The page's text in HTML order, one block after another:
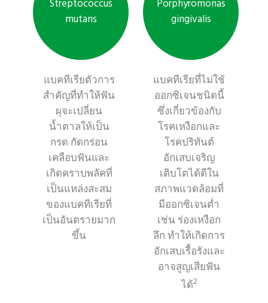
Streptococcus
mutans
แบคทีเรียตัวการ
สำคัญที่ทำให้ฟัน
ผุจะเปลี่ยน
น้ำตาลให้เป็น
กรด กัดกร่อน
เคลือบฟันและ
เกิดคราบพลัคที่
เป็นแหล่งสะสม
ของแบคทีเรียที่
เป็นอันตรายมาก
ขึ้น
Porphyromonas
gingivalis
แบคทีเรียที่ไม่ใช้
ออกซิเจนชนิดนี้
ซึ่งเกี่ยวข้องกับ
โรคเหงือกและ
โรคปริทันต์
อักเสบเจริญ
เติบโตได้ดีใน
สภาพแวดล้อมที่
มีออกซิเจนต่ำ
เช่น ร่องเหงือก
ลึก ทำให้เกิดการ
อักเสบเรื้อรังและ
อาจสูญเสียฟัน
ได้2